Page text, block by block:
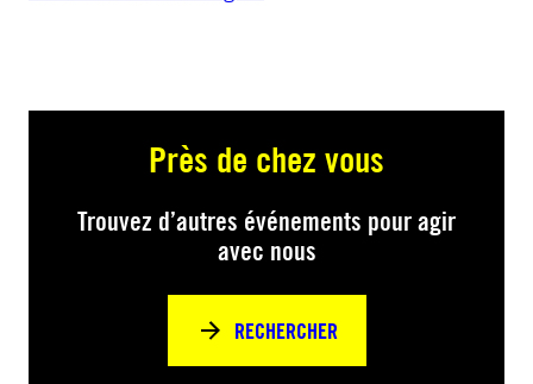
Près de chez vous
Trouvez d’autres événements pour agir
avec nous
RECHERCHER